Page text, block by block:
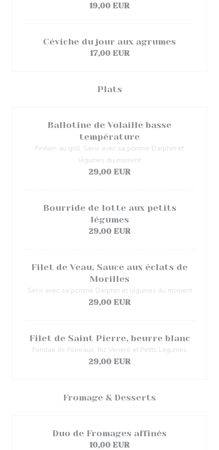
19,00 EUR
Céviche du jour aux agrumes
17,00 EUR
Plats
Ballotine de Volaille basse
température
Finition au grill, Servi avec sa pomme Darphin et
légumes du moment
29,00 EUR
Bourride de lotte aux petits
légumes
29,00 EUR
Filet de Veau, Sauce aux éclats de
Morilles
Servi avec sa pomme Darphin et légumes du moment
29,00 EUR
Filet de Saint Pierre, beurre blanc
Fondue de Poireaux, Riz Veneré et Petits Légumes
29,00 EUR
Fromage & Desserts
Duo de Fromages affinés
10,00 EUR